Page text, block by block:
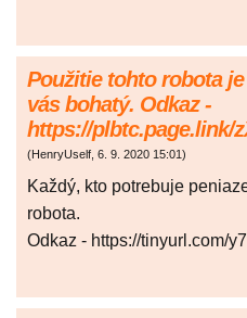
Použitie tohto robota
vás bohatý. Odkaz -
https://plbtc.page.link/
(HenryUself, 6. 9. 2020 15:01)
Každý, kto potrebuje
robota.
Odkaz - https://tinyurl.com/